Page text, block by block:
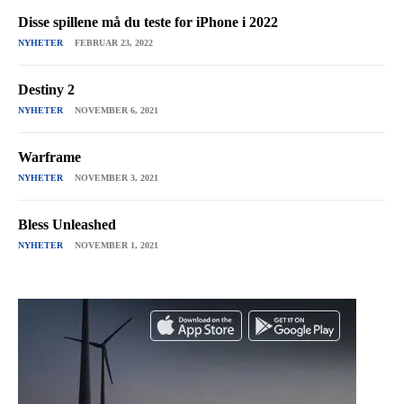
Disse spillene må du teste for iPhone i 2022
NYHETER FEBRUAR 23, 2022
Destiny 2
NYHETER NOVEMBER 6, 2021
Warframe
NYHETER NOVEMBER 3, 2021
Bless Unleashed
NYHETER NOVEMBER 1, 2021